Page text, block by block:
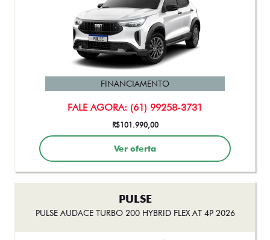
FALE AGORA: (61) 99258-3731
FINANCIAMENTO
R$101.990,00
Ver oferta
PULSE
PULSE AUDACE TURBO 200 HYBRID FLEX AT 4P 2026